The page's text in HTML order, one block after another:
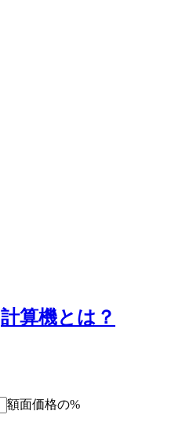
計算機とは？
額面価格の%